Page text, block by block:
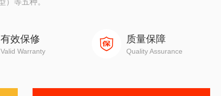
）等五种。
有效保修
Valid Warranty
质量保障
Quality Assurance